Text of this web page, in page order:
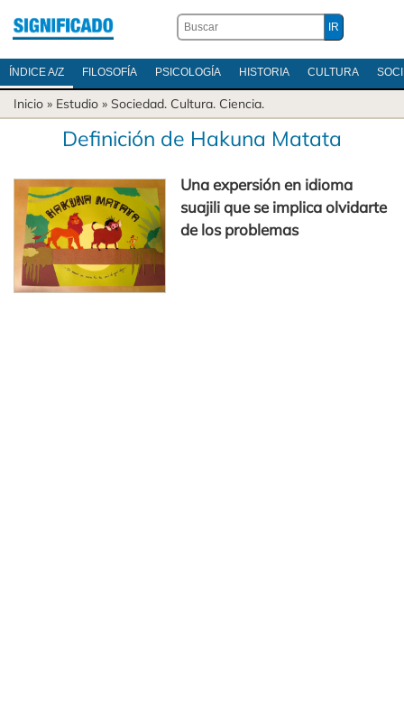
ÍNDICE A/Z FILOSOFÍA PSICOLOGÍA HISTORIA CULTURA
Inicio » Estudio » Sociedad. Cultura. Ciencia.
Definición de Hakuna Matata
Una expersión en idioma
suajili que se implica olvidarte
de los problemas